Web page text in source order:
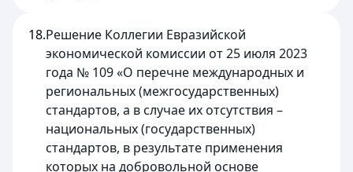
18.Решение Коллегии Евразийской
экономической комиссии от 25 июля 2023
года № 109 «О перечне международных и
региональных (межгосударственных)
стандартов, а в случае их отсутствия –
национальных (государственных)
стандартов, в результате применения
которых на добровольной основе